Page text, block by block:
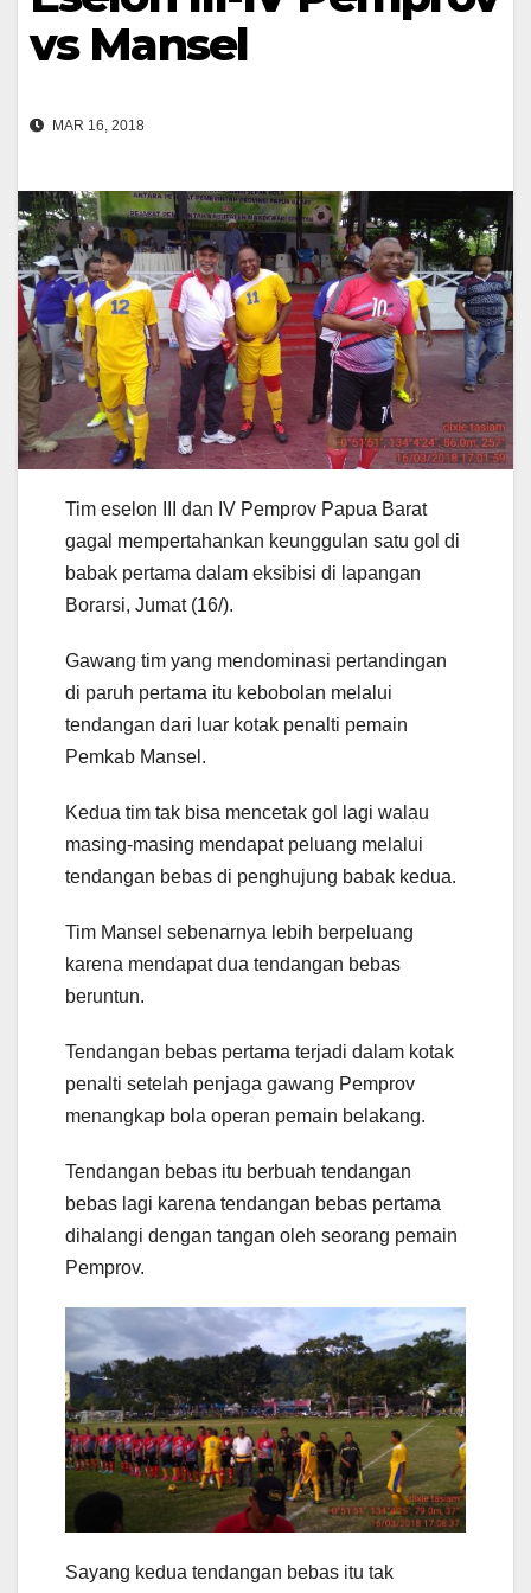
vs Mansel
MAR 16, 2018
Tim eselon III dan IV Pemprov Papua Barat
gagal mempertahankan keunggulan satu gol di
babak pertama dalam eksibisi di lapangan
Borarsi, Jumat (16/).
Gawang tim yang mendominasi pertandingan
di paruh pertama itu kebobolan melalui
tendangan dari luar kotak penalti pemain
Pemkab Mansel.
Kedua tim tak bisa mencetak gol lagi walau
masing-masing mendapat peluang melalui
tendangan bebas di penghujung babak kedua.
Tim Mansel sebenarnya lebih berpeluang
karena mendapat dua tendangan bebas
beruntun.
Tendangan bebas pertama terjadi dalam kotak
penalti setelah penjaga gawang Pemprov
menangkap bola operan pemain belakang.
Tendangan bebas itu berbuah tendangan
bebas lagi karena tendangan bebas pertama
dihalangi dengan tangan oleh seorang pemain
Pemprov.
Sayang kedua tendangan bebas itu tak